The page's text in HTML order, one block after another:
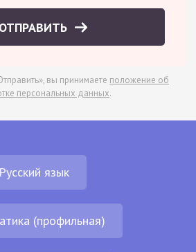
ОТПРАВИТЬ
вы принимаете положение об
персональных данных.
Русский язык
(профильная)